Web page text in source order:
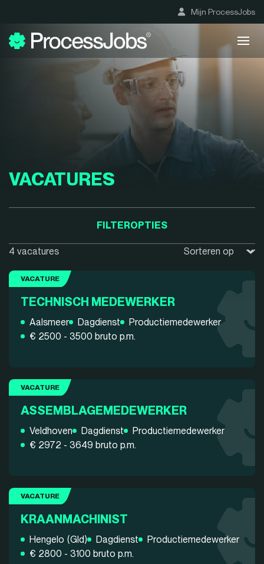
Mijn ProcessJobs
VACATURES
FILTEROPTIES
4 vacatures
VACATURE
TECHNISCH MEDEWERKER
Aalsmeer Dagdienst
Productiemedewerker
€ 2500 - 3500 bruto p.m.
VACATURE
ASSEMBLAGEMEDEWERKER
Veldhoven Dagdienst
Productiemedewerker
€ 2972 - 3649 bruto p.m.
VACATURE
KRAANMACHINIST
Hengelo (Gld) Dagdienst
Productiemedewerker
€ 2800 - 3100 bruto p.m.